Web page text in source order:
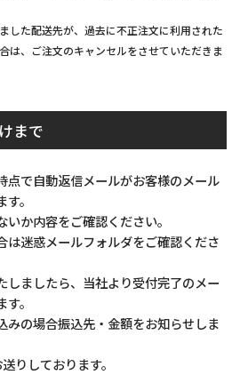
した配送先が、過去に不正注文に利用された
は、ご注文のキャンセルをさせていただきま
まで
点で自動返信メールがお客様のメール
。
か内容をご確認ください。
は迷惑メールフォルダをご確認くださ
しましたら、当社より受付完了のメー
。
みの場合振込先・金額をお知らせしま
りしております。